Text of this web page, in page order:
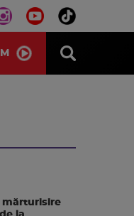
mărturisire